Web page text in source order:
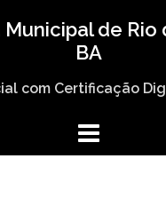
de Rio
BA
com Certificação